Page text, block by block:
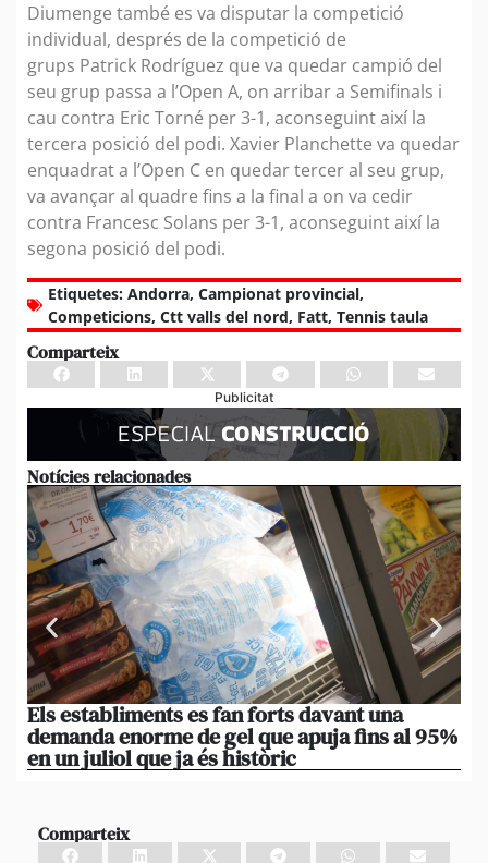
Diumenge també es va disputar la competició
individual, després de la competició de
grups Patrick Rodríguez que va quedar campió del
seu grup passa a l’Open A, on arribar a Semifinals i
cau contra Eric Torné per 3-1, aconseguint així la
tercera posició del podi. Xavier Planchette va quedar
enquadrat a l’Open C en quedar tercer al seu grup,
va avançar al quadre fins a la final a on va cedir
contra Francesc Solans per 3-1, aconseguint així la
segona posició del podi.
Etiquetes: Andorra, Campionat provincial,
Competicions, Ctt valls del nord, Fatt, Tennis taula
Comparteix
Publicitat
Notícies relacionades
Els establiments es fan forts davant una
demanda enorme de gel que apuja fins al 95%
en un juliol que ja és històric
Comparteix